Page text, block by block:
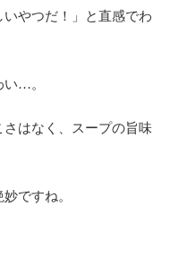
やつだ！」と直感でわ
い…。
さはなく、スープの旨味
ですね。